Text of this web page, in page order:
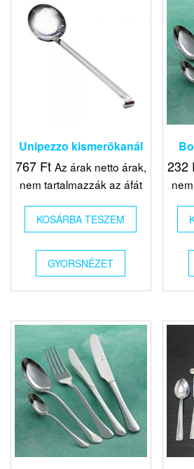
Unipezzo kismerõkanál
767 Ft Az árak netto árak,
nem tartalmazzák az áfát
KOSÁRBA TESZEM
GYORSNÉZET
232